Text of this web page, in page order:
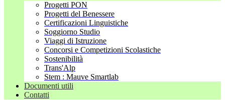
Progetti PON
Progetti del Benessere
Certificazioni Linguistiche
Soggiorno Studio
Viaggi di Istruzione
Concorsi e Competizioni Scolastiche
Sostenibilità
Trans'Alp
Stem : Mauve Smartlab
Documenti utili
Contatti